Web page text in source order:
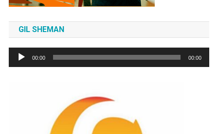
GIL SHEMAN
Tocador
00:00 00:00